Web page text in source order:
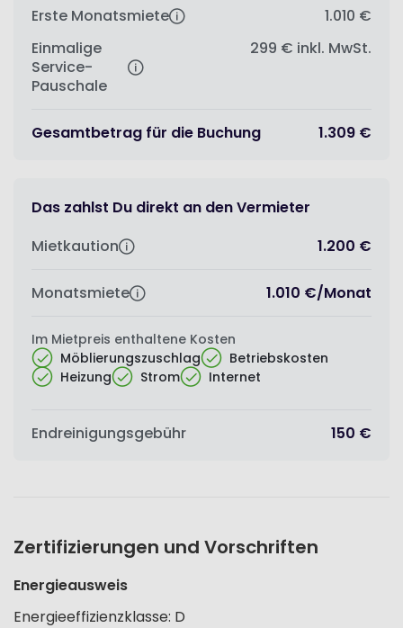
Erste Monatsmiete
1.010 €
Einmalige
Service-
Pauschale
299 € inkl. MwSt.
Gesamtbetrag für die Buchung 1.309 €
Das zahlst Du direkt an den Vermieter
Mietkaution
1.200 €
Monatsmiete 1.010 €/Monat
Im Mietpreis enthaltene Kosten
Möblierungszuschlag
Betriebskosten
Heizung
Strom Internet
Endreinigungsgebühr 150 €
Zertifizierungen und Vorschriften
Energieausweis
Energieeffizienzklasse: D